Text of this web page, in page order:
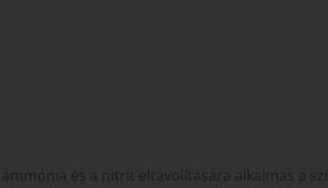
és a nitrit eltávolítására alkalmas a